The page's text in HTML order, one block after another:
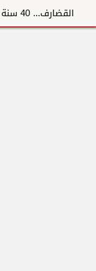
القضارف... 40 سنة عطش (1)